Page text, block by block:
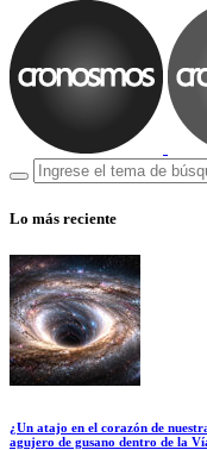
Lo más reciente
¿Un atajo en el corazón de
agujero de gusano dentro de la